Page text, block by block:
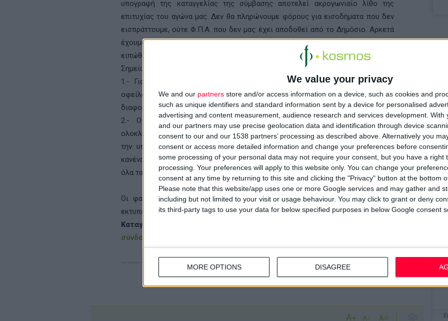
We value your privacy
We and our partners store and/or access information on a device, such as cookies and
such as unique identifiers and standard information sent by a device for personalised
advertising and content measurement, audience research and services development. With
and our partners may use precise geolocation data and identification through device
consent to our and our 1538 partners’ processing as described above. Alternatively you
consent or access more detailed information and change your preferences before
some processing of your personal data may not require your consent, but you have a right
processing. Your preferences will apply to this website only. You can change your
consent at any time by returning to this site and clicking the "Privacy" button at the bottom
Please note that this website/app uses one or more Google services and may gather and
including but not limited to your visit or usage behaviour. You may click to grant or deny
its third-party tags to use your data for below specified purposes in below Google consent
MORE OPTIONS DISAGREE
υπογραφή της καταγγελίας της σύμβασης αποτελεί ακρογωνιαίο λίθο της
επιτυχίας του αγώνα μας. Δεν θα πληρώνουμε φόρους για εισοδήματα που δεν
εισπράττουμε, ούτε Φ.Π.Α. που δεν μας έχει αποδοθεί από το Δημόσιο. Αρκετά
έχουμε υποστεί από υποσχέσεις που δεν τηρήθηκαν και από μεγάλα λόγια που
ειπώθηκαν μεν, αλλά δεν έγιναν πράξεις.
Σημείωση:
1.- Για τα συστεγασμένα φαρμακεία, την καταγγελία και την εξουσιοδότηση
οφείλουν να υπογράψουν όλοι οι φαρμακοποιοί που συμμετέχουν σε αυτά, σε
διαφορετικά έντυπα.
2.- Οι καταγγελίες θα παραμείνουν στα γραφεία του Συλλόγου, μέχρι
ολοκληρωτικής συλλογής τους, και θα παραδοθούν στον ΟΠΑΔ ταυτόχρονα με
την υπογραφή της νέας συλλογικής σύμβασης. Ως εκ τούτου δεν υπάρχει
κανένας λόγος ανησυχίας για την πορεία των καταγγελιών. Επίσης έχουμε λάβει
όλα τα απαραίτητα νομικά μέτρα, ώστε να καλυφθούν όλοι οι συνάδελφοι».
Οι φαρμακοποιοί της Αττικής μπορούν να διαβάσουν, να κατεβάσουν ή να
εκτυπώσουν το κείμενο της ανακοίνωσης, καθώς και ταέντυπα της
Καταγγελίας και της Εξουσιοδότησης
σύνδεσμο του Φ.Σ.Α